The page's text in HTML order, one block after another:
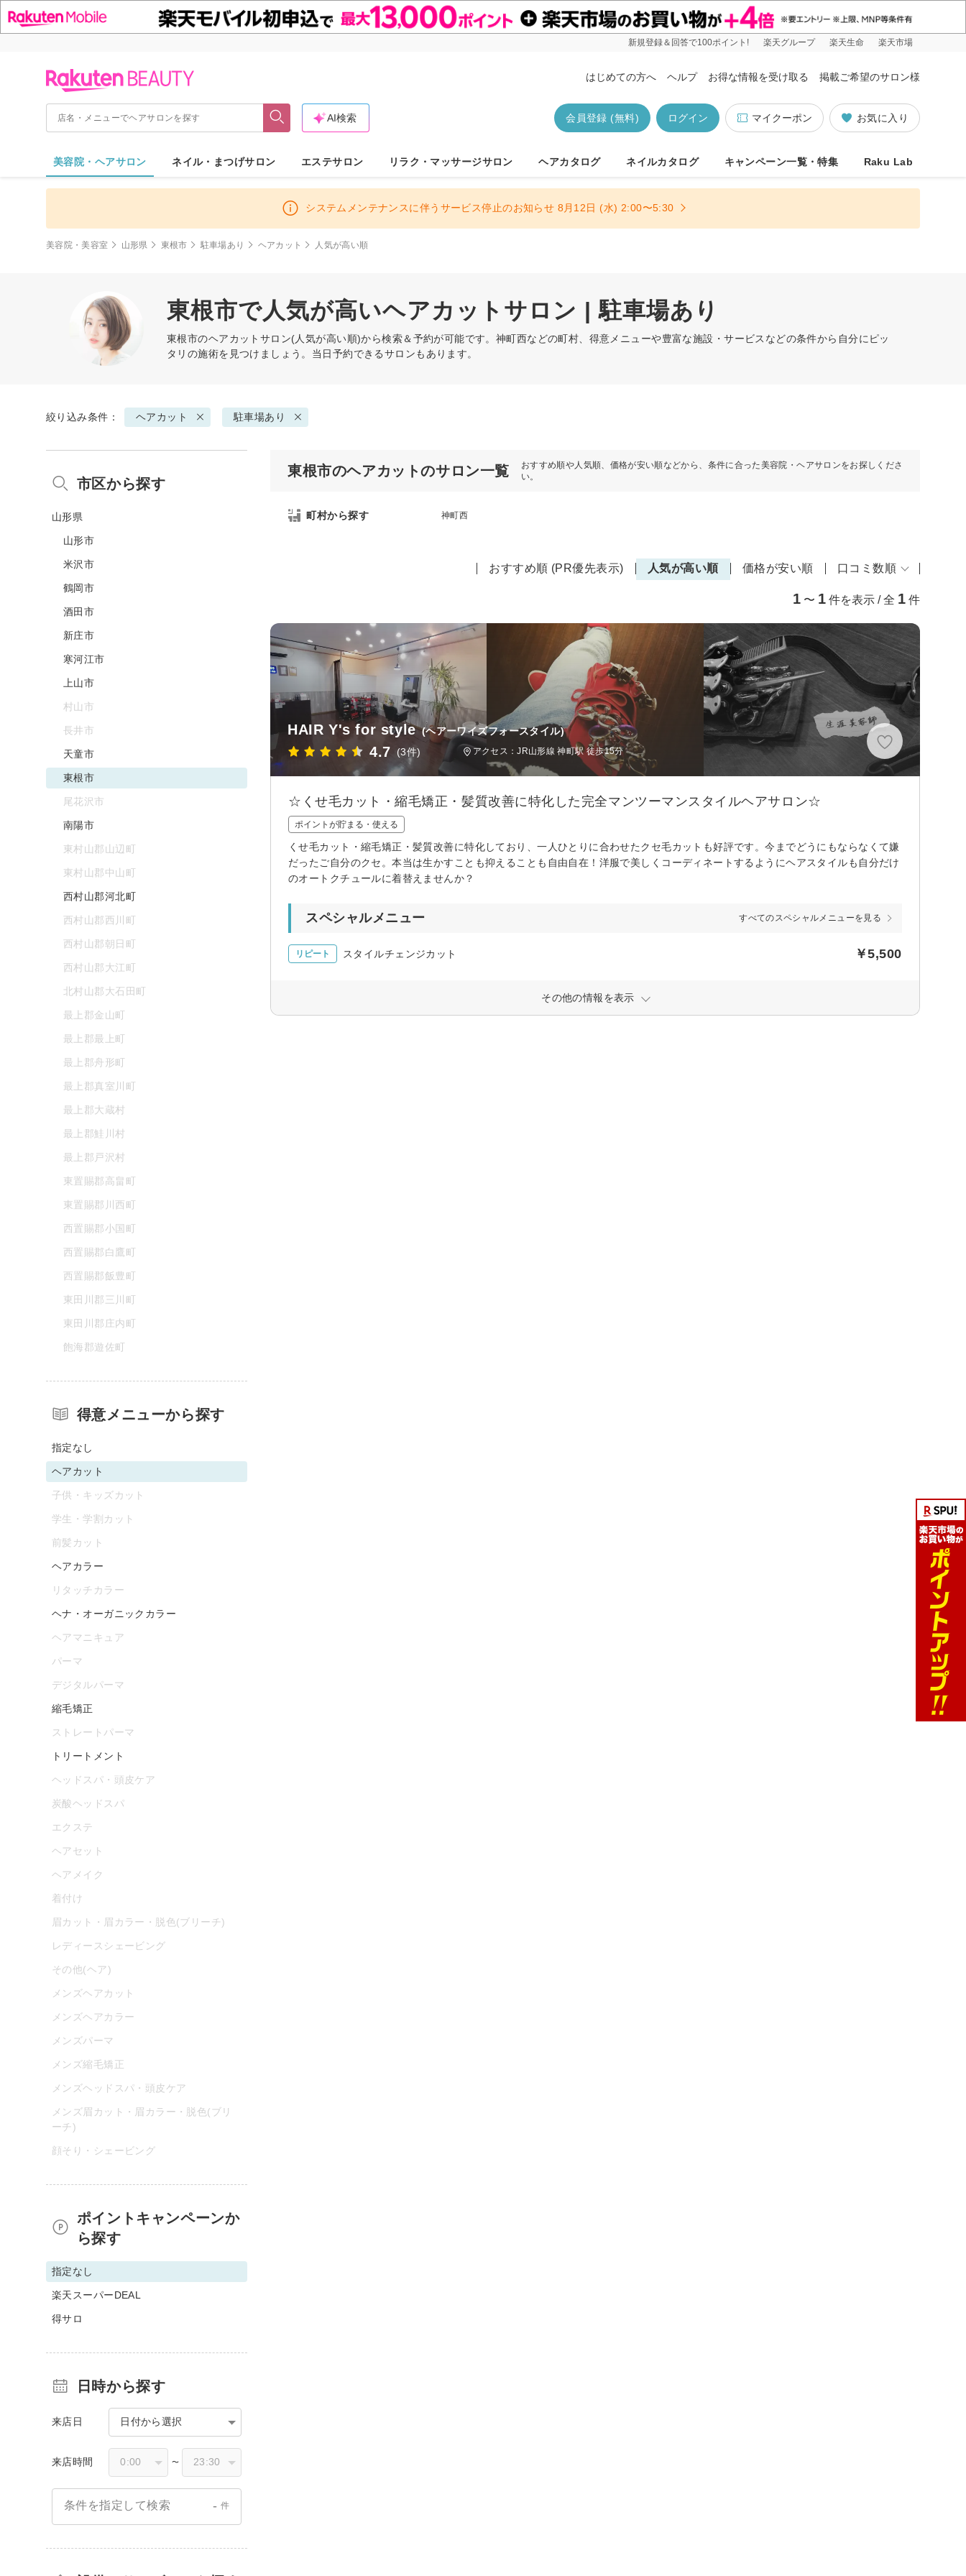
新規登録＆回答で100ポイント! 楽天グループ 楽天生命 楽天市場
はじめての方へ ヘルプ お得な情報を受け取る 掲載ご希望のサロン様
お気に入り
マイクーポン
ログイン
会員登録 (無料)
AI検索
美容院・ヘアサロン ネイル・まつげサロン エステサロン リラク・マッサージサロン ヘアカタログ ネイルカタログ キャンペーン一覧・特集 Raku Lab
システムメンテナンスに伴うサービス停止のお知らせ 8月12日 (水) 2:00〜5:30
美容院・美容室 山形県 東根市 駐車場あり ヘアカット 人気が高い順
東根市で人気が高いヘアカットサロン | 駐車場あり
東根市のヘアカット サロン(人気が高い順)から検索＆予約が可能です。神町西などの町村、得意メニューや豊富な施設・サービスなどの条件から自分にピッ
タリの施術を見つけましょう。当日予約できるサロンもあります。
絞り込み条件： ヘアカット 駐車場あり
東根市のヘアカットのサロン一覧
おすすめ順や人気順、価格が安い順などから、条件に合った美容院・ヘアサロンをお探しくださ
い。
町村から探す 神町西
おすすめ順 (PR優先表示) 人気が高い順 価格が安い順 口コミ数順
1 〜 1 件を表示 / 全 1 件
HAIR Y's for style (ヘアーワイズフォースタイル)
4.7 (3件) アクセス：JR山形線 神町駅 徒歩15分
☆くせ毛カット・縮毛矯正・髪質改善に特化した完全マンツーマンスタイルヘアサロン☆
ポイントが貯まる・使える
くせ毛カット・縮毛矯正・髪質改善に特化しており、一人ひとりに合わせたクセ毛カットも好評です。今までどうにもならなくて嫌
だったご自分のクセ。本当は生かすことも抑えることも自由自在！洋服で美しくコーディネートするようにヘアスタイルも自分だけ
のオートクチュールに着替えませんか？
スペシャルメニュー すべてのスペシャルメニューを見る
リピート スタイルチェンジカット ￥5,500
その他の情報を表示
市区から探す
山形県
山形市
米沢市
鶴岡市
酒田市
新庄市
寒河江市
上山市
村山市
長井市
天童市
東根市
尾花沢市
南陽市
東村山郡山辺町
東村山郡中山町
西村山郡河北町
西村山郡西川町
西村山郡朝日町
西村山郡大江町
北村山郡大石田町
最上郡金山町
最上郡最上町
最上郡舟形町
最上郡真室川町
最上郡大蔵村
最上郡鮭川村
最上郡戸沢村
東置賜郡高畠町
東置賜郡川西町
西置賜郡小国町
西置賜郡白鷹町
西置賜郡飯豊町
東田川郡三川町
東田川郡庄内町
飽海郡遊佐町
得意メニューから探す
指定なし
ヘアカット
子供・キッズカット
学生・学割カット
前髪カット
ヘアカラー
リタッチカラー
ヘナ・オーガニックカラー
ヘアマニキュア
パーマ
デジタルパーマ
縮毛矯正
ストレートパーマ
トリートメント
ヘッドスパ・頭皮ケア
炭酸ヘッドスパ
エクステ
ヘアセット
ヘアメイク
着付け
眉カット・眉カラー・脱色(ブリーチ)
レディースシェービング
その他(ヘア)
メンズヘアカット
メンズヘアカラー
メンズパーマ
メンズ縮毛矯正
メンズヘッドスパ・頭皮ケア
メンズ眉カット・眉カラー・脱色(ブリ
ーチ)
顔そり・シェービング
ポイントキャンペーンか
ら探す
指定なし
楽天スーパーDEAL
得サロ
日時から探す
来店日 日付から選択
来店時間 〜
条件を指定して検索 - 件